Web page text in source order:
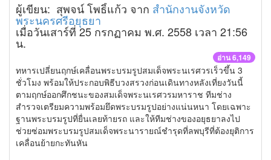
ผู้เขียน: สุพจน์ โพธิ์แก้ว จาก สำนักงานจังหวัด
พระนครศรีอยุธยา
เมื่อวันเสาร์ที่ 25 กรกฏาคม พ.ศ. 2558 เวลา 21:56
น.
อ่าน 6,149
ทหารเปลี่ยนฤกษ์เคลื่อนพระบรมรูปสมเด็จพระนเรศวรเร็วขึ้น 3
ชั่วโมง พร้อมให้ประกอบพิธีบวงสรวงก่อนเดินทางหลังเที่ยงวันนี้
ตามฤกษ์ออกศึกชนะของสมเด็จพระนเรศวรมหาราช ทีมช่าง
สำรวจเตรียมความพร้อมยึดพระบรมรูปอย่างแน่นหนา โดยเฉพาะ
ฐานพระบรมรูปที่ยื่นเลยท้ายรถ และให้ทีมช่างของอยุธยาลงไป
ช่วยซ่อมพระบรมรูปสมเด็จพระนารายณ์ชำรุดที่ลพบุรีที่ต้องยุติการ
เคลื่อนย้ายกะทันหัน